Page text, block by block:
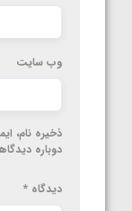
وب‌ سایت
ذخیره نام،
دوباره
دیدگاه *